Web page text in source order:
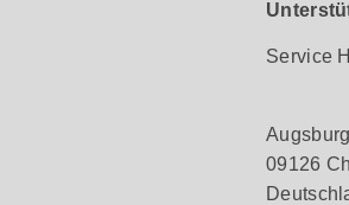
eingesetzte
durch die Bewegung der
Service
09126